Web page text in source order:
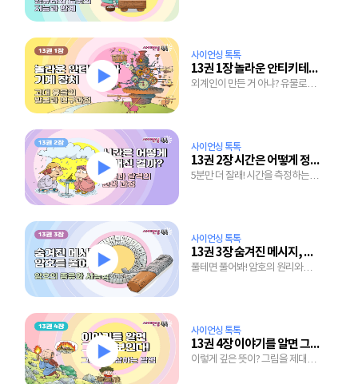
사이언싱 톡톡
13권 1장 놀라운 안티키테라 기계 장치
외계인이 만든 거 아냐? 유물로
사이언싱 톡톡
13권 2장 시간은 어떻게 정해진 걸까?
5분만 더 잘래! 시간을 측정하는
사이언싱 톡톡
13권 3장 숨겨진 메시지, 암호를 풀어라
풀테면 풀어봐! 암호의 원리와
사이언싱 톡톡
13권 4장 이야기를 알면 그림이 보인다!
이렇게 깊은 뜻이? 그림을 제대로